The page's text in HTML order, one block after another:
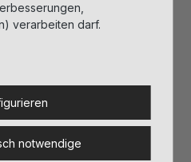
Vegan
verarbeiten darf.
notwendige